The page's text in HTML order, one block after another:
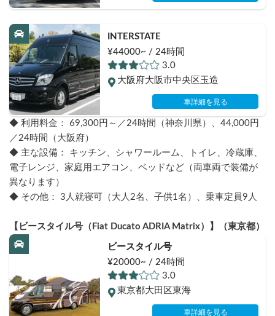
INTERSTATE
¥44000~ / 24時間
3.0
大阪府大阪市中央区玉造
車詳細を見る
◆ 利用料金： 69,300円～／24時間（神奈川県）、44,000円
／24時間（大阪府）
◆ 主な設備： キッチン、シャワールーム、トイレ、冷蔵庫、
電子レンジ、家庭用エアコン、ベッドなど（両車両で装備が
異なります）
◆ その他： 3人就寝可（大人2名、子供1名）、乗車定員9人
【ビースタイル号（Fiat Ducato ADRIA Matrix）】（東京都）
ビースタイル号
¥20000~ / 24時間
3.0
東京都大田区東海
車詳細を見る